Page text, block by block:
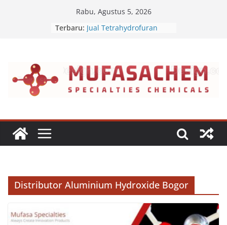
Rabu, Agustus 5, 2026
Terbaru: Jual Tetrahydrofuran
Jual Furfuryl Alcohol
Distributor Aluminium Hydroxide Bogor